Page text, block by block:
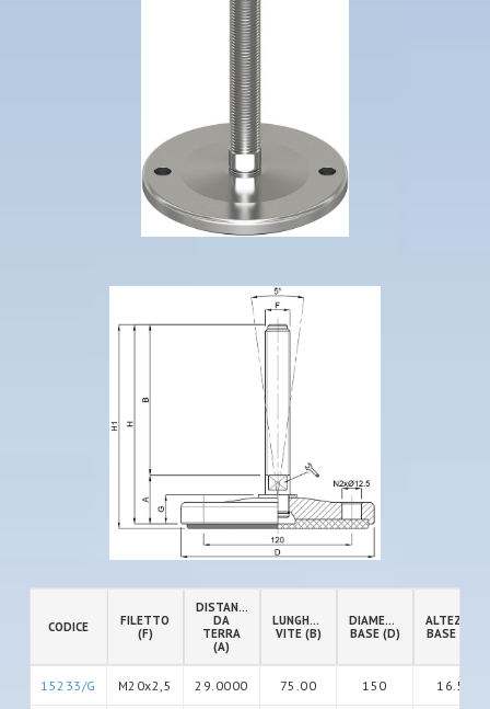
CODICE
FILETTO
(F)
DISTANZA
DA
TERRA
(A)
LUNGHEZZA
VITE (B)
DIAMETRO
BASE (D)
ALTEZZA
BASE (G)
15233/G M20x2,5 29.0000 75.00 150 16.5